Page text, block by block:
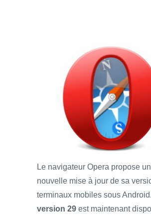
Le navigateur Opera propose
nouvelle mise à jour de sa
terminaux mobiles sous Android.
version 29 est maintenant